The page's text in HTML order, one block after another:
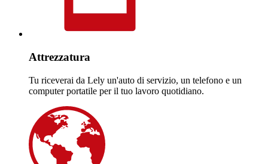
Attrezzatura
Tu riceverai da Lely un'auto di servizio, un telefono e un
computer portatile per il tuo lavoro quotidiano.